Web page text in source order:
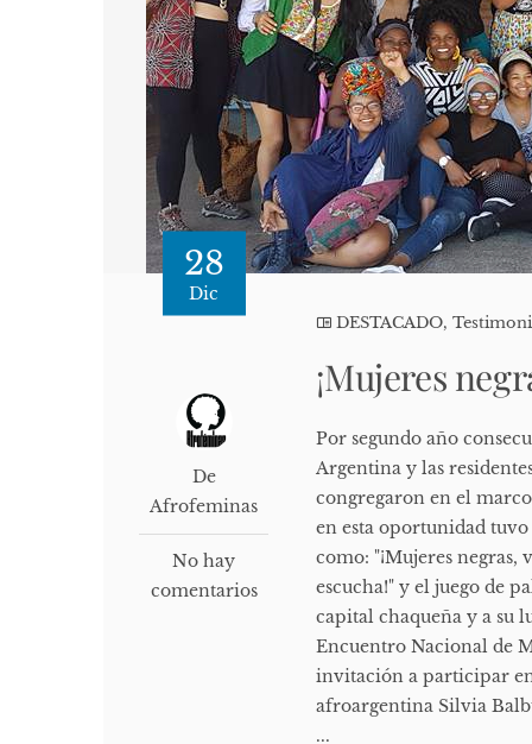
28
Dic
De
Afrofeminas
No hay
comentarios
DESTACADO,
¡Mujeres
Por segundo año
Argentina y las
congregaron en el
en esta oportunidad
como: "¡Mujeres negras,
escucha!" y el juego de
capital chaqueña y a su
Encuentro Nacional de
invitación a participar
afroargentina Silvia
...